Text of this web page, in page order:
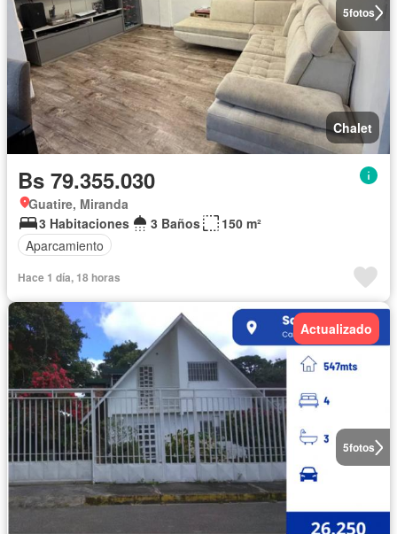
5fotos
Chalet
Bs 79.355.030
Guatire, Miranda
3 Habitaciones
3 Baños
150 m²
Aparcamiento
Hace 1 día, 18 horas
5fotos
Actualizado